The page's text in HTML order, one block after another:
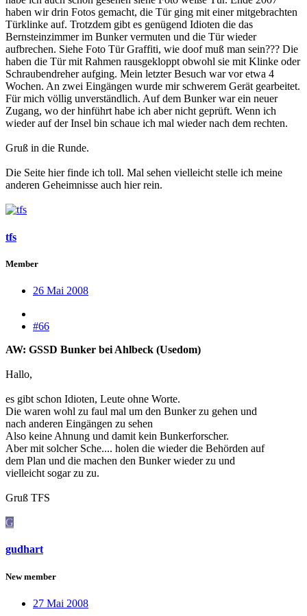
haben wir drin Fotos gemacht, die Tür ging mit einer mitgebrachten
Türklinke auf. Trotzdem gibt es genügend Idioten die das
Bernsteinzimmer im Bunker vermuten und die Tür wieder
aufbrechen. Siehe Foto Tür Graffiti, wie doof muß man sein??? Die
haben die Tür mit Rahmen rausgekloppt obwohl sie mit Klinke oder
Schraubendreher aufging. Mein letzter Besuch war vor etwa 4
Wochen. An zwei Eingängen wurde mir schwerem Gerät gearbeitet.
Für mich völlig unverständlich. Auf dem Bunker war ein neuer
Zugang, wo der hinführt habe ich aber nicht geprüft. Wenn ich
wieder auf der Insel bin schaue ich mal wieder nach dem rechten.
Gruß in die Runde.
Die Seite hier finde ich toll. Mal sehen vielleicht stelle ich meine
anderen Geheimnisse auch hier rein.
tfs
Member
26 Mai 2008
#66
AW: GSSD Bunker bei Ahlbeck (Usedom)
Hallo,
es gibt schon Idioten, Leute ohne Worte.
Die waren wohl zu faul mal um den Bunker zu gehen und
nach anderen Eingängen zu sehen
Also keine Ahnung und damit kein Bunkerforscher.
Aber mit solcher Sche.... holen die wieder die Behörden auf
dem Plan und die machen den Bunker wieder zu und
vielleicht sogar zu zu.
Gruß TFS
G
gudhart
New member
27 Mai 2008